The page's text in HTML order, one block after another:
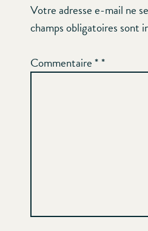
Votre adresse e-mail ne
champs obligatoires sont
Commentaire*